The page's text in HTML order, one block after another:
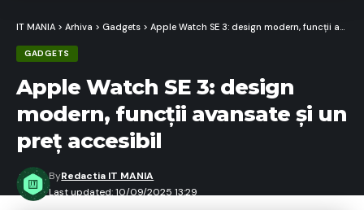
IT MANIA > Arhiva > Gadgets > Apple Watch SE 3: design modern, funcții avansate și un preț accesibil
GADGETS
Apple Watch SE 3: design
modern, funcții avansate și un
preț accesibil
Last updated: 10/09/2025 13:29
ByRedactia IT MANIA